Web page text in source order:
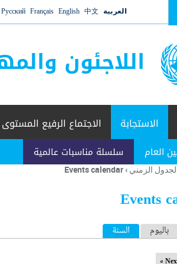
العربية 中文
English
Français
Русский
اللاجئون
الاستجابة
العام سلسلة مناسبات عالمية
الاجتماع الرفيع المستوى
الزمني ›
Events calendar
Events
باليوم السنة (علامة التبويب النشطة)